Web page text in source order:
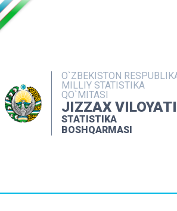
O`ZBEKISTON
MILLIY STATISTIKA
QO`MITASI
JIZZAX VILOYATI
STATISTIKA
BOSHQARMASI
NASHRLAR
INTERAKTIV
MATBUOT XIZMATI